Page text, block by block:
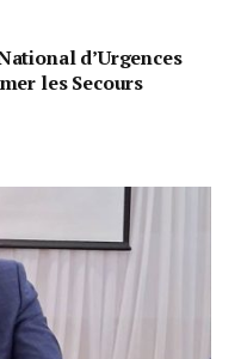
d’Urgences
les Secours